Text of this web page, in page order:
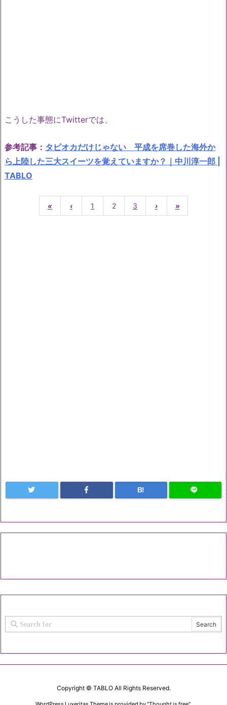
こうした事態にTwitterでは、
参考記事： タピオカだけじゃない 平成を席巻した海外か
ら上陸した三大スイーツを覚えていますか？｜中川淳一郎 |
TABLO
« ‹ 1 2 3 › »
B!
Copyright © TABLOAll Rights Reserved.